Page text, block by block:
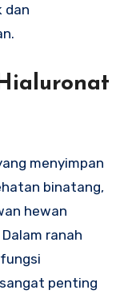
dan
menyimpan
binatang,
hewan
ranah
penting